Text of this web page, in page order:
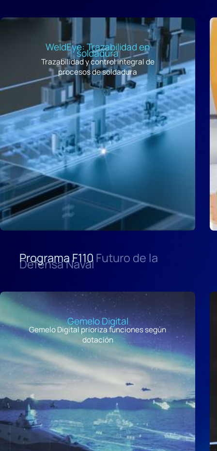
WeldEye: Trazabilidad en
soldadura
Trazabilidad y control integral de
procesos de soldadura
Programa F110Futuro de la
Defensa Naval
Gemelo Digital
Gemelo Digital prioriza funciones según
dotación